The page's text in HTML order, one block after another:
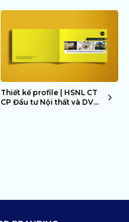
Thiết kế profile | HSNL CT
CP Đầu tư Nội thất và DV